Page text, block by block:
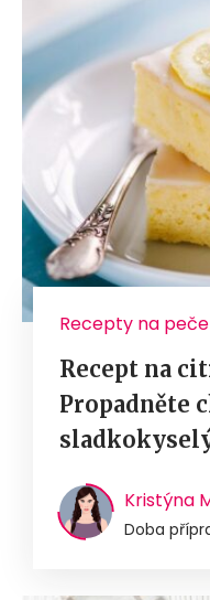
Recepty na
Recept na
Propadněte
Kristýna
Doba